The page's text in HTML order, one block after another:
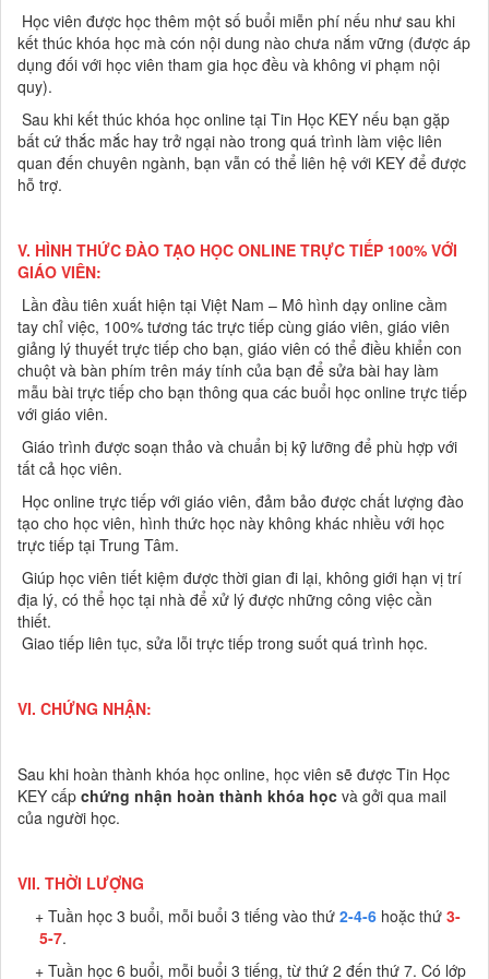
Học viên được học thêm một số buổi miễn phí nếu như sau khi
kết thúc khóa học mà cón nội dung nào chưa nắm vững (được áp
dụng đối với học viên tham gia học đều và không vi phạm nội
quy).
Sau khi kết thúc khóa học online tại Tin Học KEY nếu bạn gặp
bất cứ thắc mắc hay trở ngại nào trong quá trình làm việc liên
quan đến chuyên ngành, bạn vẫn có thể liên hệ với KEY để được
hỗ trợ.
V. HÌNH THỨC ĐÀO TẠO HỌC ONLINE TRỰC TIẾP 100% VỚI
GIÁO VIÊN:
Lần đầu tiên xuất hiện tại Việt Nam – Mô hình dạy online cầm
tay chỉ việc, 100% tương tác trực tiếp cùng giáo viên, giáo viên
giảng lý thuyết trực tiếp cho bạn, giáo viên có thể điều khiển con
chuột và bàn phím trên máy tính của bạn để sửa bài hay làm
mẫu bài trực tiếp cho bạn thông qua các buổi học online trực tiếp
với giáo viên.
Giáo trình được soạn thảo và chuẩn bị kỹ lưỡng để phù hợp với
tất cả học viên.
Học online trực tiếp với giáo viên, đảm bảo được chất lượng đào
tạo cho học viên, hình thức học này không khác nhiều với học
trực tiếp tại Trung Tâm.
Giúp học viên tiết kiệm được thời gian đi lại, không giới hạn vị trí
địa lý, có thể học tại nhà để xử lý được những công việc cần
thiết.
Giao tiếp liên tục, sửa lỗi trực tiếp trong suốt quá trình học.
VI. CHỨNG NHẬN:
Sau khi hoàn thành khóa học online, học viên sẽ được Tin Học
KEY cấp chứng nhận hoàn thành khóa học và gởi qua mail
của người học.
VII. THỜI LƯỢNG
+ Tuần học 3 buổi, mỗi buổi 3 tiếng vào thứ 2-4-6 hoặc thứ 3-
5-7.
+ Tuần học 6 buổi, mỗi buổi 3 tiếng, từ thứ 2 đến thứ 7. Có lớp